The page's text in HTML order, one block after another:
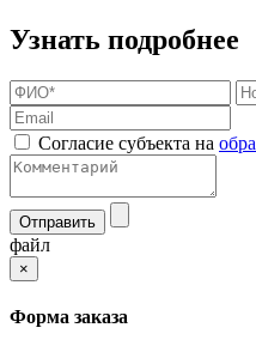
Узнать подробнее
Согласие субъекта на
Отправить
файл
×
Форма заказа